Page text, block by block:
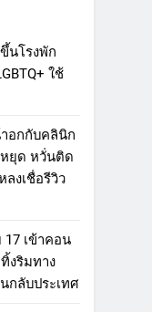
นโรงพัก
ใช้
าอกกับคลินิก
ยุด หวั่นติด
งเชื่อรีวิว
เข้าคอน
งริมทาง
กลับประเทศ